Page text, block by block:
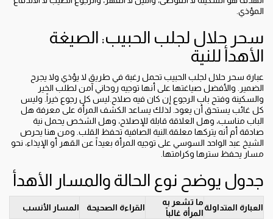
المؤذي.
سحر حلال لجلب الحبيب: الصيغة
الأهدأ للنية
عبارة سحر حلال لجلب الحبيب تحمل رغبة في طريق لا يؤذي ولا يجرح
الضمير. والأفضل صياغتها على أنها توجيه روحاني آمن لطلب الخير
والسكينة وفتح باب الرجوع إن كان فيه صلاح.ليس كل رجوع خيراً. وليس
كل غائب يستحق أن يعود. لذلك يساعد الكشف المرأة على معرفة هل
الباب مناسب، وهل العلاقة قابلة للإصلاح، وهل الشخص يحمل نية
صادقة أم أنه يتركها معلقة.النية الصافية تحفظ القلب. ومن هنا يحرص
الشيخ عبد الواحد السوسي على توجيه المرأة بعيداً عن القهر أو الإيذاء، نحو
مسار يحفظ سترها وكرامتها.
جدول يوضح نوع الحالة والمسار الأهدأ
العبارة المتداولة
ما تشعر به
المرأة غالباً
القراءة الصحيحة المسار الأنسب